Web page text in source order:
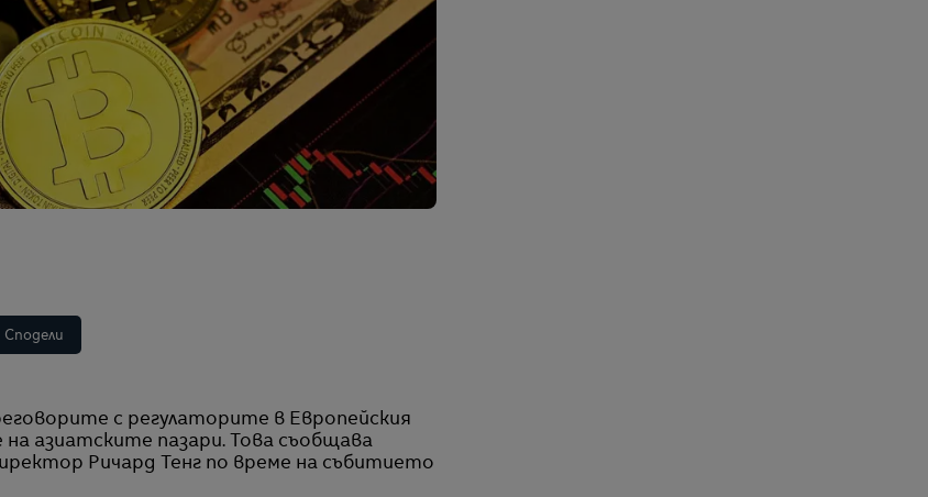
Сподели
на азиатските пазари. Това съобщава
Ричард Тенг по време на събитието